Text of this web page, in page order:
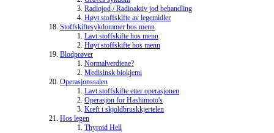
Radiojod / Radioaktiv jod behandling
Høyt stoffskifte av legemidler
Stoffskiftesykdommer hos menn
Lavt stoffskifte hos menn
Høyt stoffskifte hos menn
Blodprøver
Normalverdiene?
Medisinsk biokjemi
Operasjonssalen
Lavt stoffskifte etter operasjonen
Operasjon for Hashimoto's
Kreft i skjoldbruskkjertelen
Hos legen
Thyroid Hell